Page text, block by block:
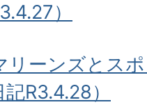
）
リーンズとス
R3.4.28）